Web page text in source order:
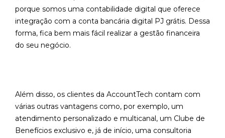
porque somos uma contabilidade digital que oferece
integração com a conta bancária digital PJ grátis. Dessa
forma, fica bem mais fácil realizar a gestão financeira
do seu negócio.
Além disso, os clientes da AccountTech contam com
várias outras vantagens como, por exemplo, um
atendimento personalizado e multicanal, um Clube de
Benefícios exclusivo e, já de início, uma consultoria